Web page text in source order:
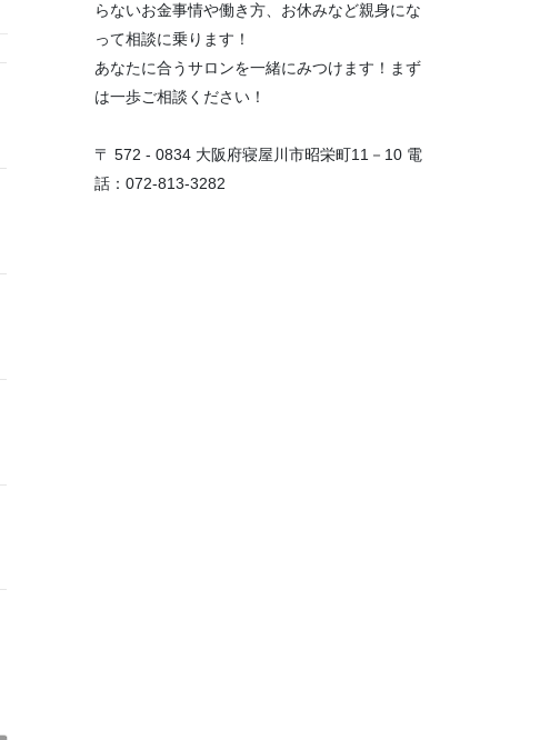
らないお金事情や働き方、お休みなど親身にな
って相談に乗ります！
あなたに合うサロンを一緒にみつけます！まず
は一歩ご相談ください！
〒 572 - 0834 大阪府寝屋川市昭栄町11－10 電
話：072-813-3282